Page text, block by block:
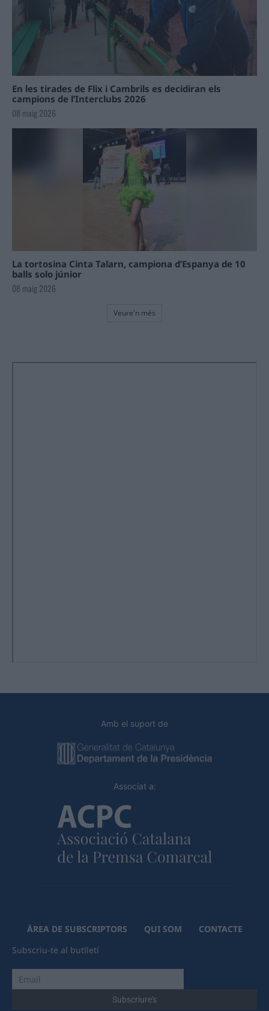
En les tirades de Flix i Cambrils es decidiran els
campions de l’Interclubs 2026
08 maig 2026
La tortosina Cinta Talarn, campiona d’Espanya de 10
balls solo júnior
08 maig 2026
Veure'n més
Amb el suport de
Associat a:
ÀREA DE SUBSCRIPTORS QUI SOM
CONTACTE
Subscriu-te al butlletí